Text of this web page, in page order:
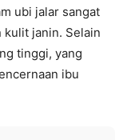
ubi jalar sangat
kulit janin. Selain
tinggi, yang
ibu